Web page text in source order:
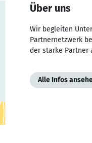
Über uns
Wir begleiten
Partnernetzwerk
der starke Partner
Alle Infos